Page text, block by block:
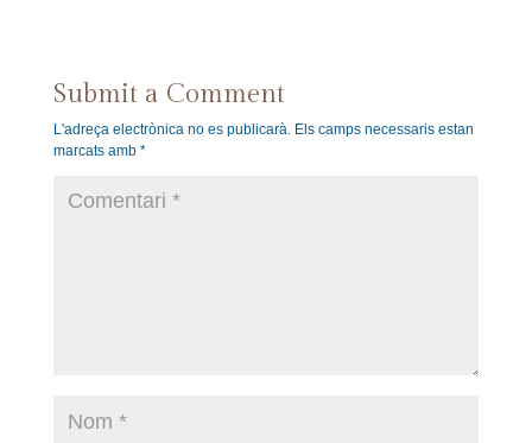
Submit a Comment
L'adreça electrònica no es publicarà. Els camps necessaris estan
marcats amb *